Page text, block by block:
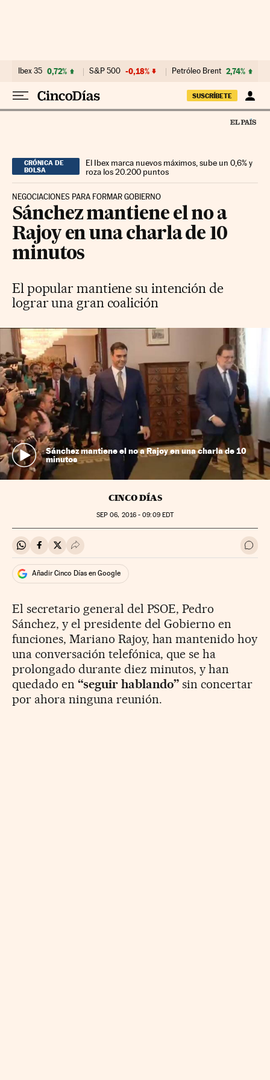
Ibex 35 0,72% S&P 500 -0,18% Petróleo Brent 2,74%
SUSCRÍBETE
CRÓNICA DE
BOLSA
El Ibex marca nuevos máximos, sube un 0,6% y
roza los 20.200 puntos
NEGOCIACIONES PARA FORMAR GOBIERNO
Sánchez mantiene el no a
Rajoy en una charla de 10
minutos
El popular mantiene su intención de
lograr una gran coalición
Sánchez mantiene el no a Rajoy en una charla de 10
minutos
CINCO DÍAS
SEP 06, 2016 - 09:09EDT
Compartir en Whatsapp
Compartir en Facebook
Compartir en Twitter
Desplegar Redes Sociales Ir a
Añadir Cinco Días en Google
El secretario general del PSOE, Pedro
Sánchez, y el presidente del Gobierno en
funciones, Mariano Rajoy, han mantenido hoy
una conversación telefónica, que se ha
prolongado durante diez minutos, y han
quedado en “seguir hablando” sin concertar
por ahora ninguna reunión.